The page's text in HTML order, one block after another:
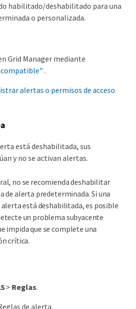
habilitado/deshabilitado para una
o personalizada.
Grid Manager mediante
compatible" .
alertas o permisos de acceso
está deshabilitada, sus
y no se activan alertas.
no se recomienda deshabilitar
de alerta predeterminada. Si una
alerta está deshabilitada, es posible
un problema subyacente
impida que se complete una
crítica.
> Reglas.
de alerta.